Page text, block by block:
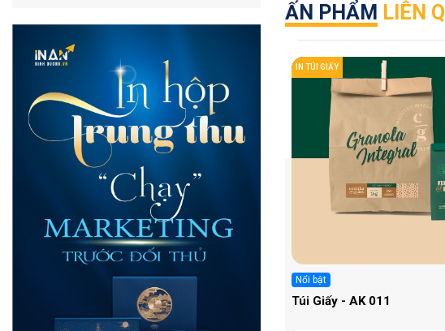
ẤN PHẨM LIÊN
IN TÚI GIẤY
Túi Giấy - AK 006
IN TÚI GIẤY
Nổi bật
Túi Giấy - AK 011